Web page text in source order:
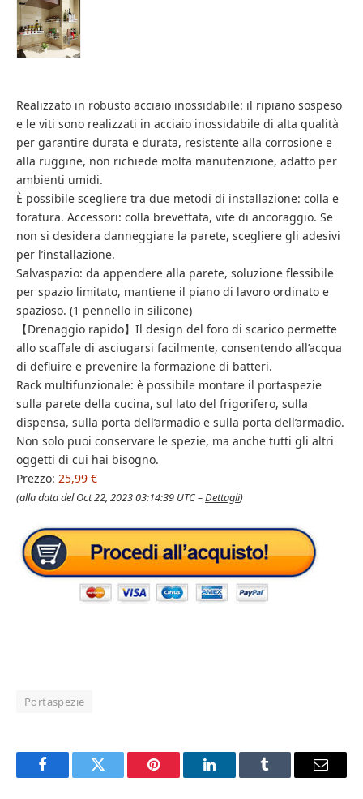
Realizzato in robusto acciaio inossidabile: il ripiano sospeso
e le viti sono realizzati in acciaio inossidabile di alta qualità
per garantire durata e durata, resistente alla corrosione e
alla ruggine, non richiede molta manutenzione, adatto per
ambienti umidi.
È possibile scegliere tra due metodi di installazione: colla e
foratura. Accessori: colla brevettata, vite di ancoraggio. Se
non si desidera danneggiare la parete, scegliere gli adesivi
per l’installazione.
Salvaspazio: da appendere alla parete, soluzione flessibile
per spazio limitato, mantiene il piano di lavoro ordinato e
spazioso. (1 pennello in silicone)
【Drenaggio rapido】Il design del foro di scarico permette
allo scaffale di asciugarsi facilmente, consentendo all’acqua
di defluire e prevenire la formazione di batteri.
Rack multifunzionale: è possibile montare il portaspezie
sulla parete della cucina, sul lato del frigorifero, sulla
dispensa, sulla porta dell’armadio e sulla porta dell’armadio.
Non solo puoi conservare le spezie, ma anche tutti gli altri
oggetti di cui hai bisogno.
Prezzo: 25,99 €
(alla data del Oct 22, 2023 03:14:39 UTC –Dettagli)
Portaspezie
FacebookTwitter Pinterest LinkedInTumblr Email